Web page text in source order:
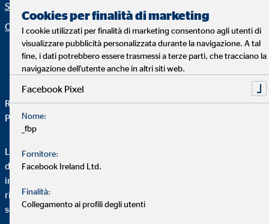
Servizi
Organization: "Fatti OVB"
sull’accessibilità
Impostazioni dei cookie
R.E.A. VR-322732 – Cap. Soc. € 100.000,00 i.v. Cod. Fisc./
P.IVA 03268330234
La società OVB Consulenza Patrimoniale S.r.l. opera in qualità
di agente assicurativo, iscritto nella sezione A del Registro degli
intermediari assicurativi, anche a titolo accessorio, e
riassicurativi (RUI) al N. A000061818 dal 12/03/2007 ed è
soggetta alla vigilanza dell’IVASS.
Cookies per finalità di marketing
I cookie utilizzati per finalità di marketing consentono agli utenti di
visualizzare pubblicità personalizzata durante la navigazione. A tal
fine, i dati potrebbero essere trasmessi a terze parti, che tracciano la
navigazione dell'utente anche in altri siti web.
Facebook Pixel
Nome:
_fbp
Fornitore:
Facebook Ireland Ltd.
Finalità:
Collegamento ai profili degli utenti